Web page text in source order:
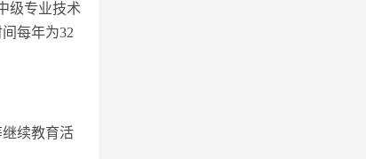
级专业技术
每年为32
续教育活